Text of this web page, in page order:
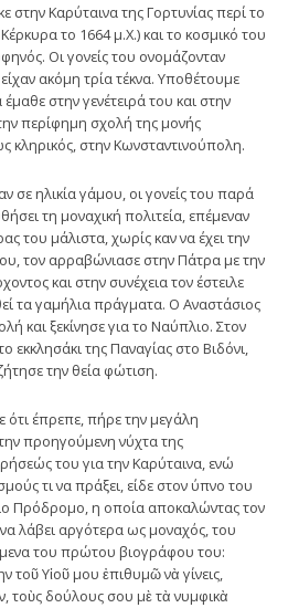
στην Καρύταινα της Γορτυνίας περί το
το 1664 μ.Χ.) και το κοσμικό του
Οι γονείς του ονομάζονταν
ακόμη τρία τέκνα. Υποθέτουμε
στην γενέτειρά του και στην
περίφημη σχολή της μονής
κληρικός, στην Κωνσταντινούπολη.
σε ηλικία γάμου, οι γονείς του παρά
τη μοναχική πολιτεία, επέμεναν
του μάλιστα, χωρίς καν να έχει την
τον αρραβώνιασε στην Πάτρα με την
και στην συνέχεια τον έστειλε
τα γαμήλια πράγματα. Ο Αναστάσιος
και ξεκίνησε για το Ναύπλιο. Στον
εκκλησάκι της Παναγίας στο Βιδόνι,
την θεία φώτιση.
έπρεπε, πήρε την μεγάλη
προηγούμενη νύχτα της
του για την Καρύταινα, ενώ
τι να πράξει, είδε στον ύπνο του
Πρόδρομο, η οποία αποκαλώντας τον
λάβει αργότερα ως μοναχός, του
του πρώτου βιογράφου του:
τοῦ Υἱοῦ μου ἐπιθυμῶ νὰ γίνεις,
τοὺς δούλους σου μὲ τὰ νυμφικὰ